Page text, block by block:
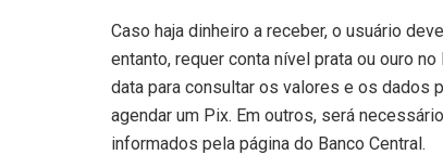
Caso haja dinheiro a receber, o usuário
entanto, requer conta nível prata ou ouro
data para consultar os valores e os dados
agendar um Pix. Em outros, será
informados pela página do Banco Central.